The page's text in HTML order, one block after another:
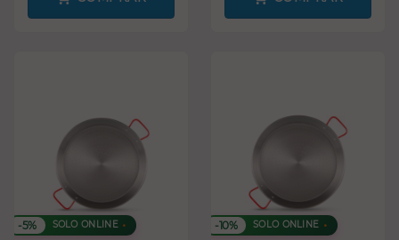
-5% SOLO ONLINE -10% SOLO ONLINE